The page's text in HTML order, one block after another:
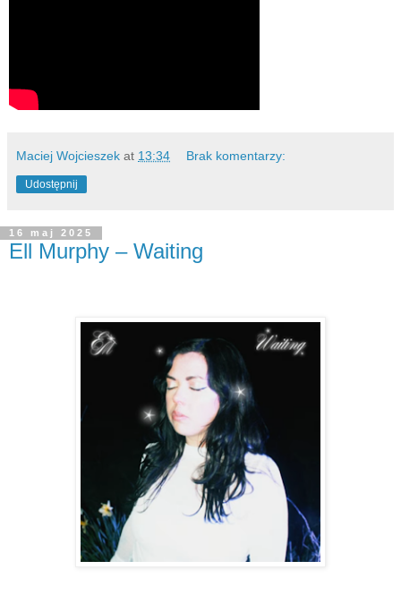
Maciej Wojcieszek at 13:34 Brak komentarzy:
Udostępnij
16 maj 2025
Ell Murphy – Waiting